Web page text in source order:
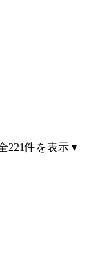
221件を表示 ▾